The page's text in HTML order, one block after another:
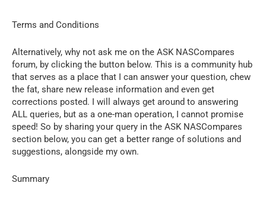
Terms and Conditions
Alternatively, why not ask me on the ASK NASCompares
forum, by clicking the button below. This is a community hub
that serves as a place that I can answer your question, chew
the fat, share new release information and even get
corrections posted. I will always get around to answering
ALL queries, but as a one-man operation, I cannot promise
speed! So by sharing your query in the ASK NASCompares
section below, you can get a better range of solutions and
suggestions, alongside my own.
Summary